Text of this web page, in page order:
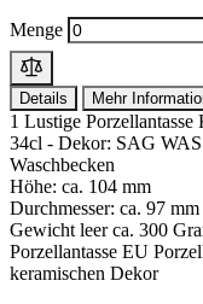
Menge
Details Mehr
1 Lustige
34cl - Dekor: SAG
Waschbecken
Höhe: ca. 104 mm
Durchmesser: ca. 97 mm
Gewicht leer ca. 300
Porzellantasse EU
keramischen Dekor